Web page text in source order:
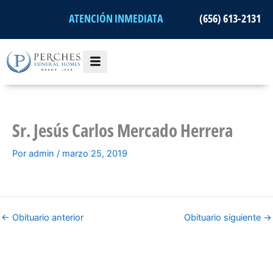
ATENCIÓN INMEDIATA (656) 613-2131
Sr. Jesús Carlos Mercado Herrera
Por admin / marzo 25, 2019
← Obituario anterior Obituario siguiente →